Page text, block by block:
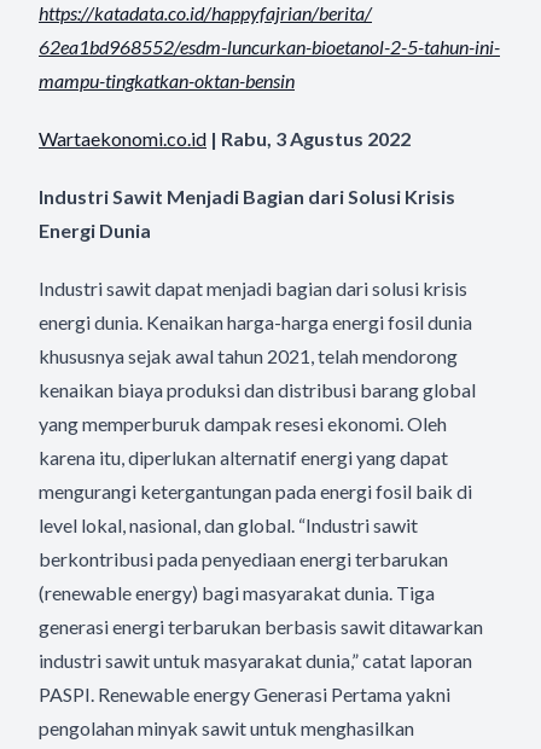
https://katadata.co.id/happyfajrian/berita/
62ea1bd968552/esdm-luncurkan-bioetanol-2-5-tahun-ini-
mampu-tingkatkan-oktan-bensin
Wartaekonomi.co.id | Rabu, 3 Agustus 2022
Industri Sawit Menjadi Bagian dari Solusi Krisis
Energi Dunia
Industri sawit dapat menjadi bagian dari solusi krisis
energi dunia. Kenaikan harga-harga energi fosil dunia
khususnya sejak awal tahun 2021, telah mendorong
kenaikan biaya produksi dan distribusi barang global
yang memperburuk dampak resesi ekonomi. Oleh
karena itu, diperlukan alternatif energi yang dapat
mengurangi ketergantungan pada energi fosil baik di
level lokal, nasional, dan global. “Industri sawit
berkontribusi pada penyediaan energi terbarukan
(renewable energy) bagi masyarakat dunia. Tiga
generasi energi terbarukan berbasis sawit ditawarkan
industri sawit untuk masyarakat dunia,” catat laporan
PASPI. Renewable energy Generasi Pertama yakni
pengolahan minyak sawit untuk menghasilkan